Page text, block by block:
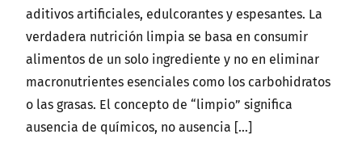
aditivos artificiales, edulcorantes y espesantes. La
verdadera nutrición limpia se basa en consumir
alimentos de un solo ingrediente y no en eliminar
macronutrientes esenciales como los carbohidratos
o las grasas. El concepto de “limpio” significa
ausencia de químicos, no ausencia […]